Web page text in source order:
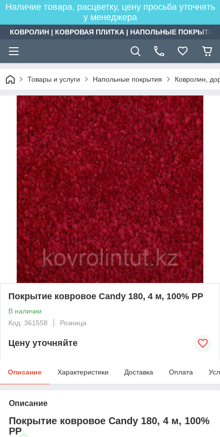
Наличие товара, расцветку, цену просьба уточнять
у менеджера
КОВРОЛИН | КОВРОВАЯ ПЛИТКА | НАПОЛЬНЫЕ
Товары и услуги Напольные покрытия Ковролин,
Покрытие ковровое Candy 180, 4 м, 100% PP
В наличии
Код: 361558
Розница
Цену уточняйте
Описание Характеристики Доставка Оплата
Описание
Покрытие ковровое Candy 180, 4 м, 100%
PP